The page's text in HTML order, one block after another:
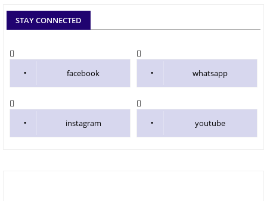
STAY CONNECTED
facebook whatsapp
instagram youtube